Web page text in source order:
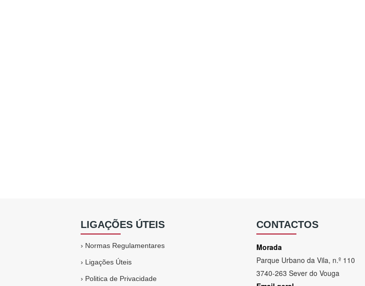
LIGAÇÕES ÚTEIS
› Normas Regulamentares
› Ligações Úteis
› Politica de Privacidade
CONTACTOS
Morada
Parque Urbano da Vila, n.º 110
3740-263 Sever do Vouga